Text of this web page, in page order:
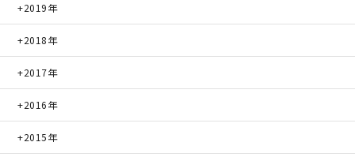
生涯続く安心のアフターフォロー
最響の家
2019年
2018年
2017年
2016年
2015年